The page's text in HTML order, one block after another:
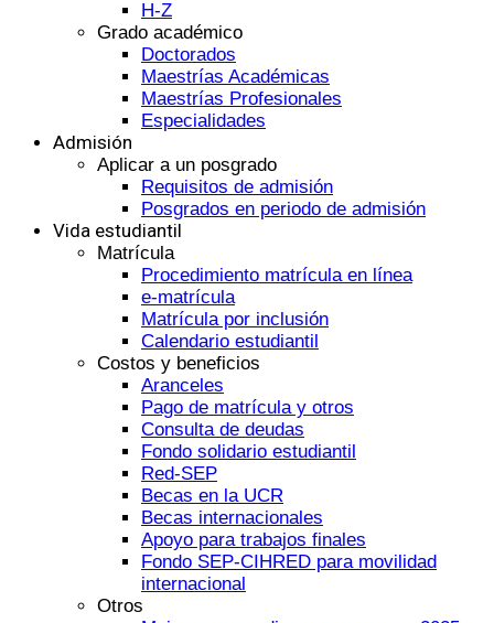
H-Z
Grado académico
Doctorados
Maestrías Académicas
Maestrías Profesionales
Especialidades
Admisión
Aplicar a un posgrado
Requisitos de admisión
Posgrados en periodo de admisión
Vida estudiantil
Matrícula
Procedimiento matrícula en línea
e-matrícula
Matrícula por inclusión
Calendario estudiantil
Costos y beneficios
Aranceles
Pago de matrícula y otros
Consulta de deudas
Fondo solidario estudiantil
Red-SEP
Becas en la UCR
Becas internacionales
Apoyo para trabajos finales
Fondo SEP-CIHRED para movilidad
internacional
Otros